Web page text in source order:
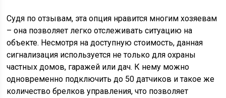
Судя по отзывам, эта опция нравится многим хозяевам
– она позволяет легко отслеживать ситуацию на
объекте. Несмотря на доступную стоимость, данная
сигнализация используется не только для охраны
частных домов, гаражей или дач. К нему можно
одновременно подключить до 50 датчиков и такое же
количество брелков управления, что позволяет